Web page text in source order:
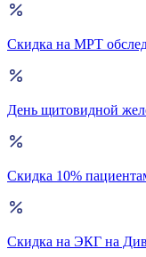
Скидка на МРТ
День щитовидной
Скидка 10%
Скидка на ЭКГ на